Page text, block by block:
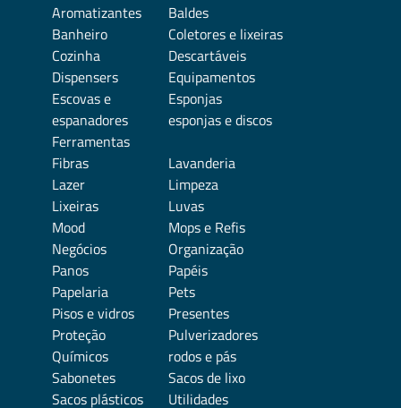
Aromatizantes
Baldes
Banheiro
Coletores e lixeiras
Cozinha
Descartáveis
Dispensers
Equipamentos
Escovas e
espanadores
Esponjas
esponjas e discos
Ferramentas
Fibras
Lavanderia
Lazer
Limpeza
Lixeiras
Luvas
Mood
Mops e Refis
Negócios
Organização
Panos
Papéis
Papelaria
Pets
Pisos e vidros
Presentes
Proteção
Pulverizadores
Químicos
rodos e pás
Sabonetes
Sacos de lixo
Sacos plásticos
Utilidades